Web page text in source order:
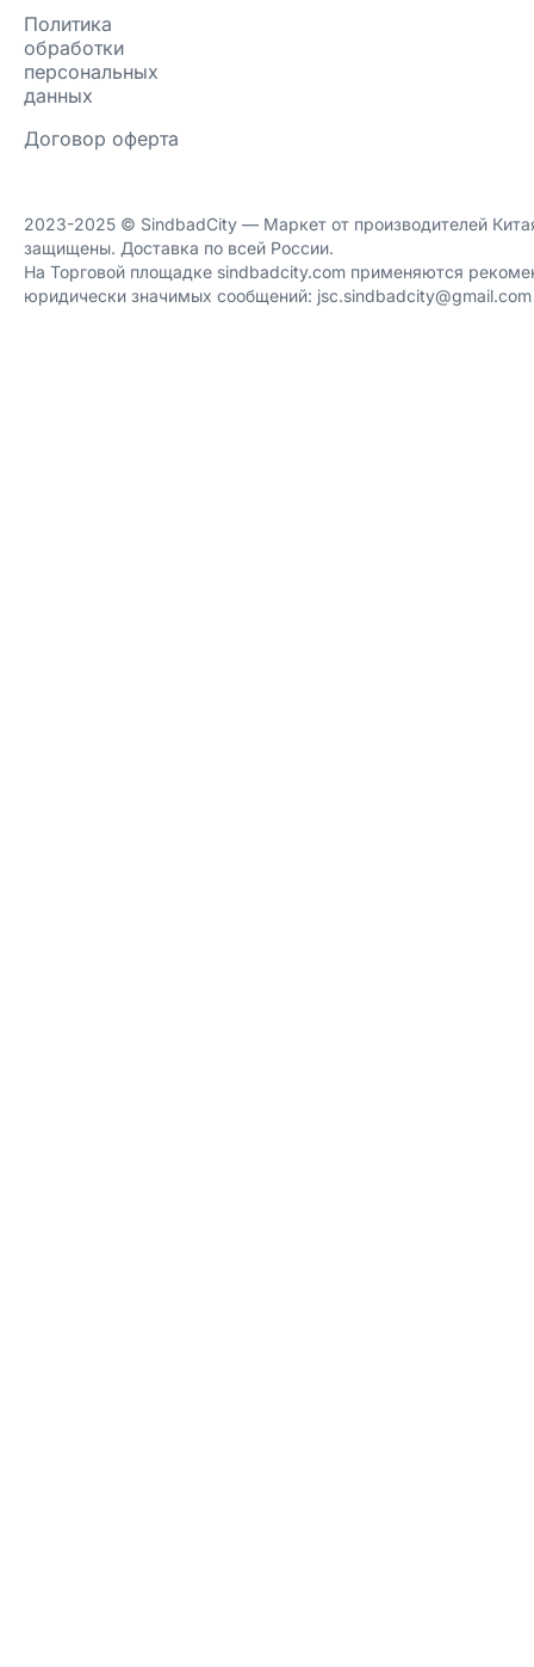
Политика
обработки
персональных
данных
Договор оферта
2023-2025 ©️ SindbadCity — Маркет от производителей
защищены. Доставка по всей России.
На Торговой площадке sindbadcity.com применяются
юридически значимых сообщений: jsc.sindbadcity@gmail.com